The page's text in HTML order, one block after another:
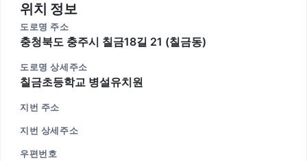
위치 정보
도로명 주소
충청북도 충주시 칠금18길 21 (칠금동)
도로명 상세주소
칠금초등학교 병설유치원
지번 주소
지번 상세주소
우편번호